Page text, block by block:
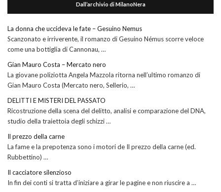
Dall’archivio di MilanoNera
La donna che uccideva le fate – Gesuino Nemus
Scanzonato e irriverente, il romanzo di Gesuino Némus scorre veloce
come una bottiglia di Cannonau, …
Gian Mauro Costa – Mercato nero
La giovane poliziotta Angela Mazzola ritorna nell’ultimo romanzo di
Gian Mauro Costa (Mercato nero, Sellerio, …
DELITTI E MISTERI DEL PASSATO
Ricostruzione della scena del delitto, analisi e comparazione del DNA,
studio della traiettoia degli schizzi …
Il prezzo della carne
La fame e la prepotenza sono i motori de Il prezzo della carne (ed.
Rubbettino) …
Il cacciatore silenzioso
In fin dei conti si tratta d’iniziare a girar le pagine e non riuscire a …